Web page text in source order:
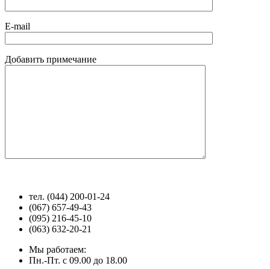
E-mail
Добавить примечание
тел. (044) 200-01-24
(067) 657-49-43
(095) 216-45-10
(063) 632-20-21
Мы работаем:
Пн.-Пт. с 09.00 до 18.00